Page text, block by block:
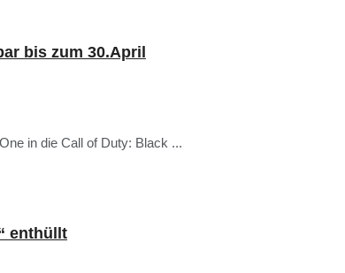
bis zum 30.April
in die Call of Duty: Black ...
enthüllt